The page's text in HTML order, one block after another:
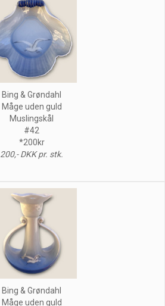
Bing & Grøndahl
Måge uden guld
Muslingskål
#42
*200kr
200,- DKK pr. stk.
Bing & Grøndahl
Måge uden guld